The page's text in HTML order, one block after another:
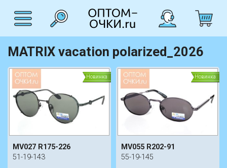
MATRIX vacation polarized_2026
Новинка
MV027 R175-226
51-19-143
Новинка
MV055 R202-91
55-19-145